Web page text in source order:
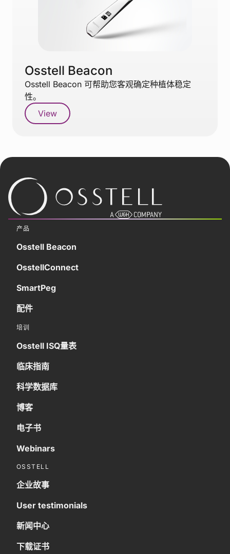
Osstell Beacon
Osstell Beacon 可帮助您客观确定种植体稳定
性。
View
产品
Osstell Beacon
OsstellConnect
SmartPeg
配件
培训
Osstell ISQ量表
临床指南
科学数据库
博客
电子书
Webinars
OSSTELL
企业故事
User testimonials
新闻中心
下载证书